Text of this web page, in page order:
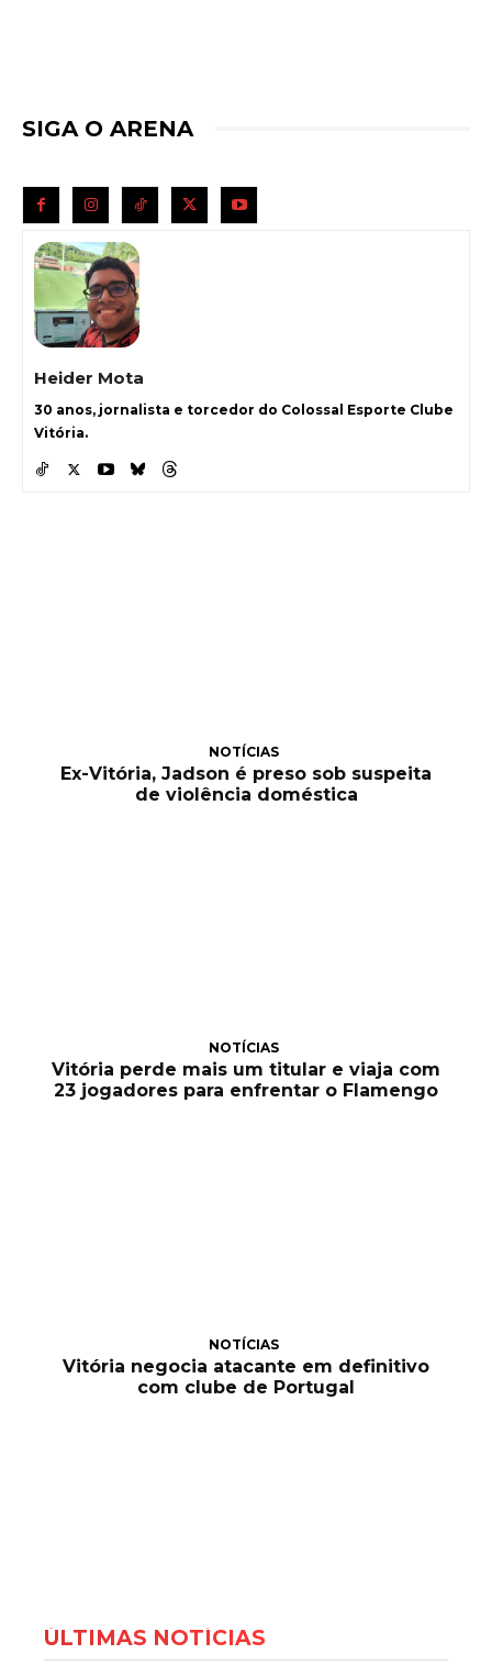
SIGA O ARENA
Heider Mota
30 anos, jornalista e torcedor do Colossal Esporte Clube
Vitória.
NOTÍCIAS
Ex-Vitória, Jadson é preso sob suspeita
de violência doméstica
NOTÍCIAS
Vitória perde mais um titular e viaja com
23 jogadores para enfrentar o Flamengo
NOTÍCIAS
Vitória negocia atacante em definitivo
com clube de Portugal
ÚLTIMAS NOTÍCIAS